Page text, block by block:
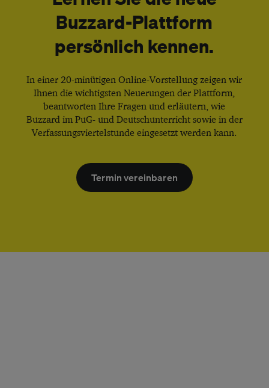
Buzzard-Plattform
persönlich kennen.
In einer 20-minütigen Online-Vorstellung zeigen wir
Ihnen die wichtigsten Neuerungen der Plattform,
beantworten Ihre Fragen und erläutern, wie
Buzzard im PuG- und Deutschunterricht sowie in der
Verfassungsviertelstunde eingesetzt werden kann.
Termin vereinbaren